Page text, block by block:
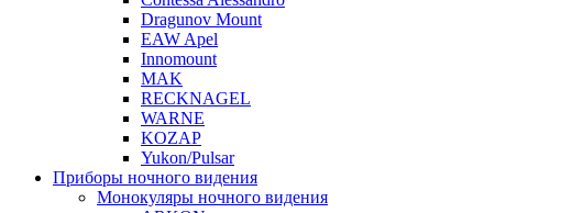
Dragunov Mount
EAW Apel
Innomount
MAK
RECKNAGEL
WARNE
KOZAP
Yukon/Pulsar
Приборы ночного видения
Монокуляры ночного видения